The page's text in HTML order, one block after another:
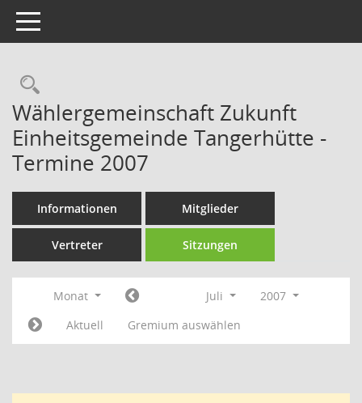
Toggle navigation
Rechercheauswahl
Wählergemeinschaft Zukunft
Einheitsgemeinde Tangerhütte -
Termine 2007
Informationen Mitglieder
Vertreter Sitzungen
Monat Juli
2007
Aktuell
Gremium auswählen